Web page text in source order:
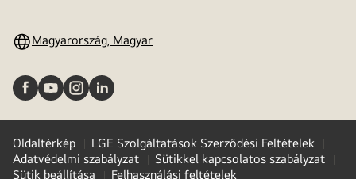
Magyarország, Magyar
Oldaltérkép
LGE Szolgáltatások Szerződési Feltételek
Adatvédelmi szabályzat
Sütikkel kapcsolatos szabályzat
Sütik beállítása
Felhasználási feltételek